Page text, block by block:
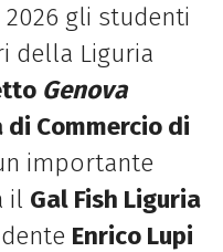
gli studenti
della Liguria
Genova
di Commercio di
importante
il Gal Fish Liguria
Enrico Lupi